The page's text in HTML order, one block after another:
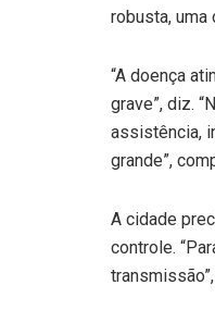
robusta, uma
“A doença
grave”, diz.
assistência,
grande”,
A cidade
controle.